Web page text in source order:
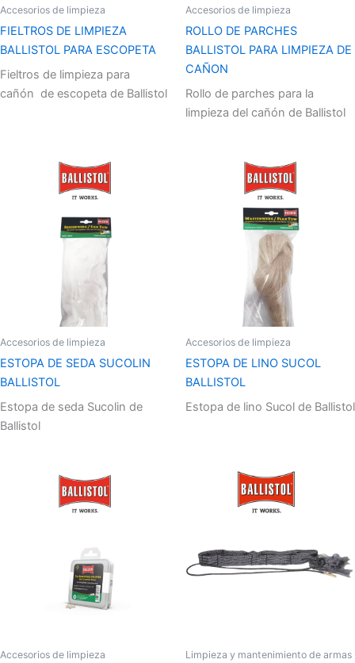
Accesorios de limpieza
FIELTROS DE LIMPIEZA
BALLISTOL PARA ESCOPETA
Fieltros de limpieza para
cañón de escopeta de Ballistol
Accesorios de limpieza
ROLLO DE PARCHES
BALLISTOL PARA LIMPIEZA DE
CAÑON
Rollo de parches para la
limpieza del cañón de Ballistol
Accesorios de limpieza
ESTOPA DE SEDA SUCOLIN
BALLISTOL
Estopa de seda Sucolin de
Ballistol
Accesorios de limpieza
ESTOPA DE LINO SUCOL
BALLISTOL
Estopa de lino Sucol de Ballistol
Accesorios de limpieza Limpieza y mantenimiento de armas